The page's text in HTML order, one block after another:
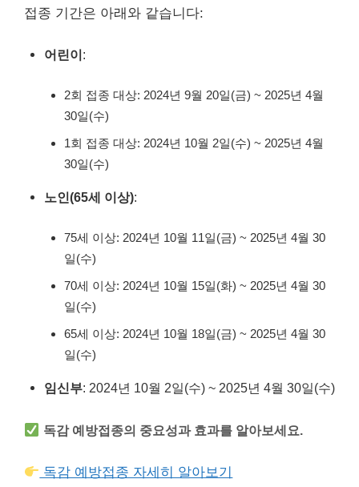
접종 기간은 아래와 같습니다:
어린이:
2회 접종 대상: 2024년 9월 20일(금) ~ 2025년 4월
30일(수)
1회 접종 대상: 2024년 10월 2일(수) ~ 2025년 4월
30일(수)
노인(65세 이상):
75세 이상: 2024년 10월 11일(금) ~ 2025년 4월 30
일(수)
70세 이상: 2024년 10월 15일(화) ~ 2025년 4월 30
일(수)
65세 이상: 2024년 10월 18일(금) ~ 2025년 4월 30
일(수)
임신부: 2024년 10월 2일(수) ~ 2025년 4월 30일(수)
독감 예방접종의 중요성과 효과를 알아보세요.
독감 예방접종 자세히 알아보기